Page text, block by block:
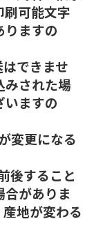
可能文字
りますの
できませ
みされた場
いますの
変更になる
後すること
がありま
地が変わる